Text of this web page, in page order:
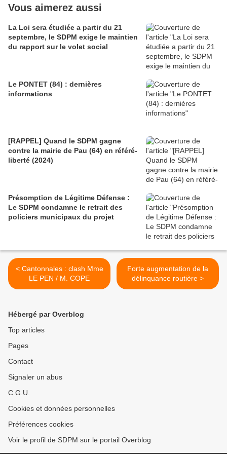
Vous aimerez aussi
La Loi sera étudiée a partir du 21
septembre, le SDPM exige le maintien
du rapport sur le volet social
Le PONTET (84) : dernières
informations
[RAPPEL] Quand le SDPM gagne
contre la mairie de Pau (64) en référé-
liberté (2024)
Présomption de Légitime Défense :
Le SDPM condamne le retrait des
policiers municipaux du projet
< Cantonnales : clash Mme
LE PEN / M. COPE
Forte augmentation de la
délinquance routière >
Hébergé par Overblog
Top articles
Pages
Contact
Signaler un abus
C.G.U.
Cookies et données personnelles
Préférences cookies
Voir le profil de SDPM sur le portail Overblog